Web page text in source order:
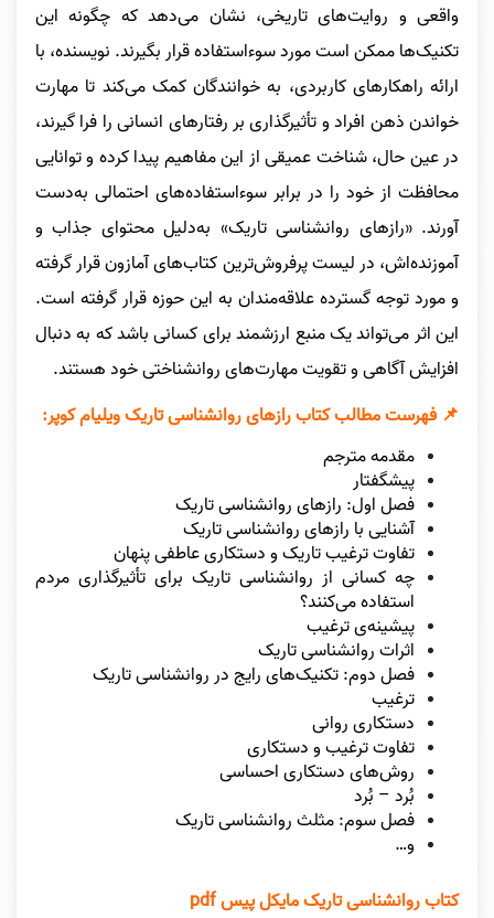
واقعی و روایت‌های تاریخی، نشان می‌دهد که چگونه این
تکنیک‌ها ممکن است مورد سوءاستفاده قرار بگیرند. نویسنده، با
ارائه راهکارهای کاربردی، به خوانندگان کمک می‌کند تا مهارت
خواندن ذهن افراد و تأثیرگذاری بر رفتارهای انسانی را فرا گیرند،
در عین حال، شناخت عمیقی از این مفاهیم پیدا کرده و توانایی
محافظت از خود را در برابر سوءاستفاده‌های احتمالی به‌دست
آورند. «رازهای روانشناسی تاریک» به‌دلیل محتوای جذاب و
آموزنده‌اش، در لیست پرفروش‌ترین کتاب‌های آمازون قرار گرفته
و مورد توجه گسترده علاقه‌مندان به این حوزه قرار گرفته است.
این اثر می‌تواند یک منبع ارزشمند برای کسانی باشد که به دنبال
افزایش آگاهی و تقویت مهارت‌های روانشناختی خود هستند.
📌 فهرست مطالب کتاب رازهای روانشناسی تاریک ویلیام کوپر:
مقدمه مترجم
پیشگفتار
فصل اول: رازهای روانشناسی تاریک
آشنایی با راز‌های روانشناسی تاریک
تفاوت ترغیب تاریک و دستکاری عاطفی پنهان
چه کسانی از روانشناسی تاریک برای تأثیرگذاری مردم
استفاده‌ می‌کنند؟
پیشینه‌ی ترغیب
اثرات روانشناسی تاریک
فصل دوم: تکنیک‌های رایج در روانشناسی تاریک
ترغیب
دستکاری روانی
تفاوت ترغیب و دستکاری
روش‌های دستکاری احساسی
بُرد – بُرد
فصل سوم: مثلث روانشناسی تاریک
و…
کتاب روانشناسی تاریک مایکل پیس pdf